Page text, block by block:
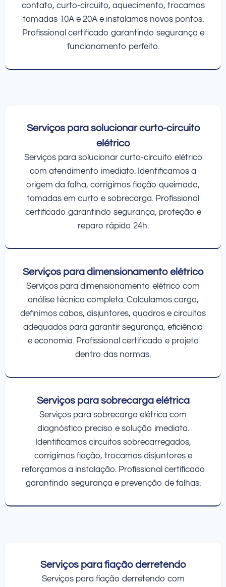
contato, curto-circuito, aquecimento, trocamos
tomadas 10A e 20A e instalamos novos pontos.
Profissional certificado garantindo segurança e
funcionamento perfeito.
Serviços para solucionar curto-circuito
elétrico
Serviços para solucionar curto-circuito elétrico
com atendimento imediato. Identificamos a
origem da falha, corrigimos fiação queimada,
tomadas em curto e sobrecarga. Profissional
certificado garantindo segurança, proteção e
reparo rápido 24h.
Serviços para dimensionamento elétrico
Serviços para dimensionamento elétrico com
análise técnica completa. Calculamos carga,
definimos cabos, disjuntores, quadros e circuitos
adequados para garantir segurança, eficiência
e economia. Profissional certificado e projeto
dentro das normas.
Serviços para sobrecarga elétrica
Serviços para sobrecarga elétrica com
diagnóstico preciso e solução imediata.
Identificamos circuitos sobrecarregados,
corrigimos fiação, trocamos disjuntores e
reforçamos a instalação. Profissional certificado
garantindo segurança e prevenção de falhas.
Serviços para fiação derretendo
Serviços para fiação derretendo com